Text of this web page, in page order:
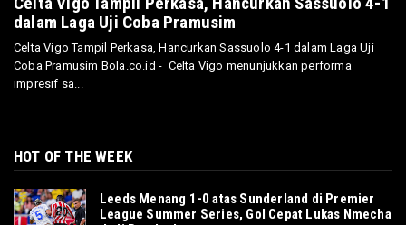
dalam Laga Uji Coba Pramusim
Celta Vigo Tampil Perkasa, Hancurkan Sassuolo 4-1 dalam Laga Uji
Coba Pramusim Bola.co.id - Celta Vigo menunjukkan performa
impresif sa...
HOT OF THE WEEK
Leeds Menang 1-0 atas Sunderland di Premier
League Summer Series, Gol Cepat Lukas Nmecha